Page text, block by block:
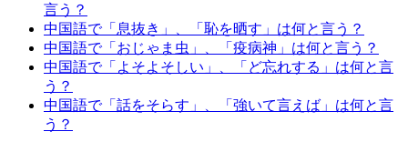
言う？
中国語で「息抜き」、「恥を晒す」は何と言う？
中国語で「おじゃま虫」、「疫病神」は何と言う？
中国語で「よそよそしい」、「ど忘れする」は何と言
う？
中国語で「話をそらす」、「強いて言えば」は何と言
う？